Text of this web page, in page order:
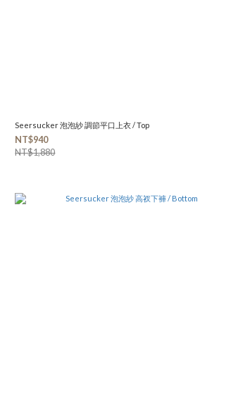
Seersucker 泡泡紗 調節平口上衣 / Top
NT$940
NT$1,880